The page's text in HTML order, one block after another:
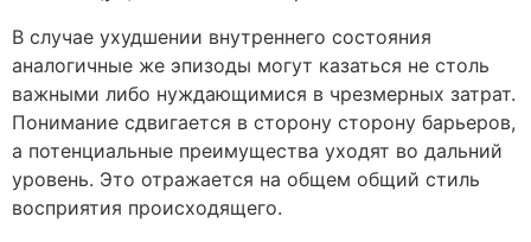
В случае ухудшении внутреннего состояния
аналогичные же эпизоды могут казаться не столь
важными либо нуждающимися в чрезмерных затрат.
Понимание сдвигается в сторону сторону барьеров,
а потенциальные преимущества уходят во дальний
уровень. Это отражается на общем общий стиль
восприятия происходящего.